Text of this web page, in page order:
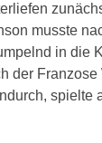
musste
in die
der Franzose
spielte